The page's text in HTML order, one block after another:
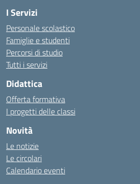
I Servizi
Personale scolastico
Famiglie e studenti
Percorsi di studio
Tutti i servizi
Didattica
Offerta formativa
I progetti delle classi
Novità
Le notizie
Le circolari
Calendario eventi